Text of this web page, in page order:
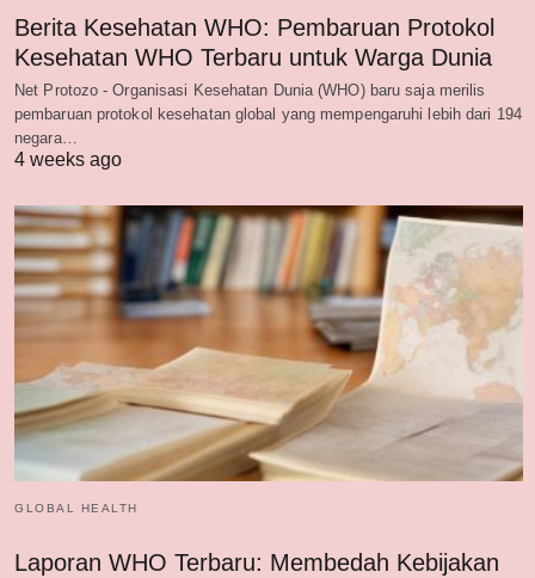
Berita Kesehatan WHO: Pembaruan Protokol
Kesehatan WHO Terbaru untuk Warga Dunia
Net Protozo - Organisasi Kesehatan Dunia (WHO) baru saja merilis
pembaruan protokol kesehatan global yang mempengaruhi lebih dari 194
negara…
4 weeks ago
GLOBAL HEALTH
Laporan WHO Terbaru: Membedah Kebijakan